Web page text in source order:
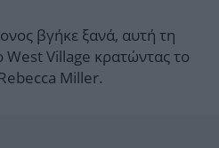
βγήκε ξανά, αυτή τη
West Village κρατώντας το
Miller.